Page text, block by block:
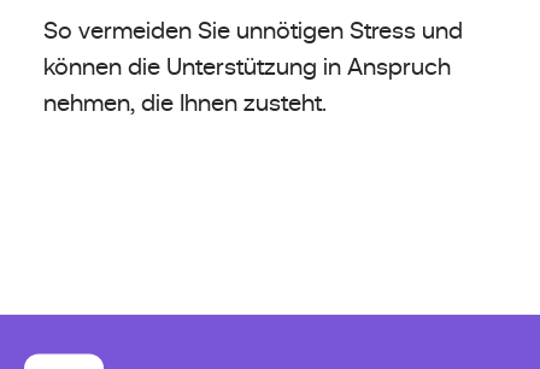
So vermeiden Sie unnötigen Stress und
können die Unterstützung in Anspruch
nehmen, die Ihnen zusteht.